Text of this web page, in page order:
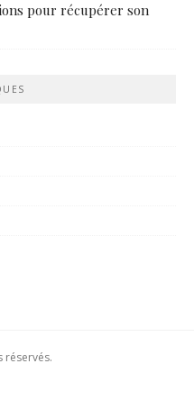
pour récupérer son
réservés.